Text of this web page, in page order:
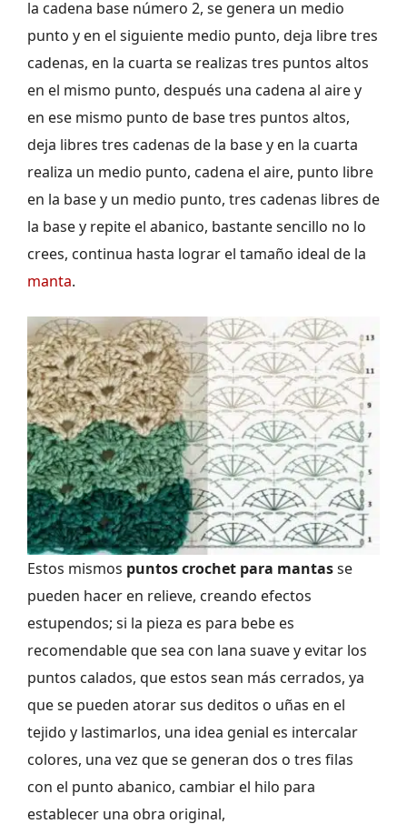
la cadena base número 2, se genera un medio
punto y en el siguiente medio punto, deja libre tres
cadenas, en la cuarta se realizas tres puntos altos
en el mismo punto, después una cadena al aire y
en ese mismo punto de base tres puntos altos,
deja libres tres cadenas de la base y en la cuarta
realiza un medio punto, cadena el aire, punto libre
en la base y un medio punto, tres cadenas libres de
la base y repite el abanico, bastante sencillo no lo
crees, continua hasta lograr el tamaño ideal de la
manta.
Estos mismos puntos crochet para mantasse
pueden hacer en relieve, creando efectos
estupendos; si la pieza es para bebe es
recomendable que sea con lana suave y evitar los
puntos calados, que estos sean más cerrados, ya
que se pueden atorar sus deditos o uñas en el
tejido y lastimarlos, una idea genial es intercalar
colores, una vez que se generan dos o tres filas
con el punto abanico, cambiar el hilo para
establecer una obra original,